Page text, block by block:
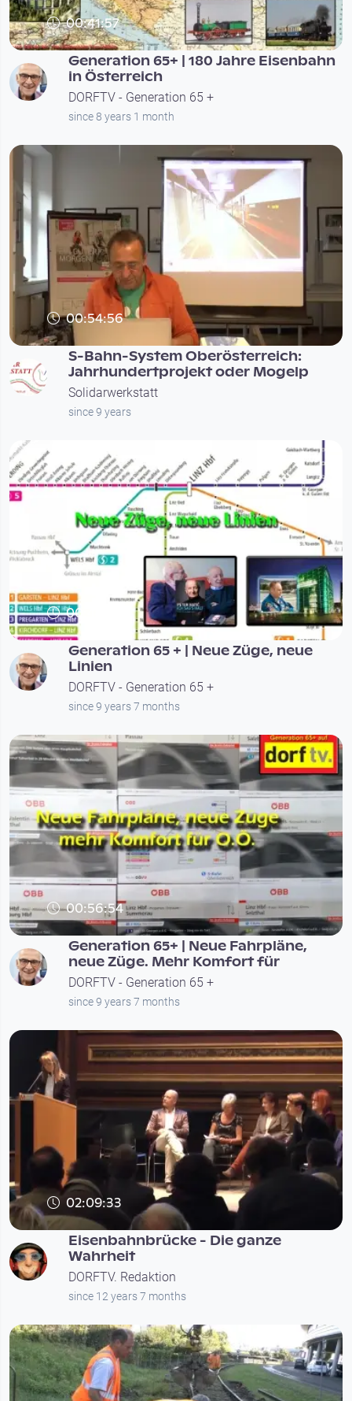
00:41:57
Generation 65+ | 180 Jahre Eisenbahn
in Österreich
DORFTV - Generation 65 +
since 8 years 1 month
00:54:56
S-Bahn-System Oberösterreich:
Jahrhundertprojekt oder Mogelp
Solidarwerkstatt
since 9 years
00:44:39
Generation 65 + | Neue Züge, neue
Linien
DORFTV - Generation 65 +
since 9 years 7 months
00:56:54
Generation 65+ | Neue Fahrpläne,
neue Züge. Mehr Komfort für
DORFTV - Generation 65 +
since 9 years 7 months
02:09:33
Eisenbahnbrücke - Die ganze
Wahrheit
DORFTV. Redaktion
since 12 years 7 months